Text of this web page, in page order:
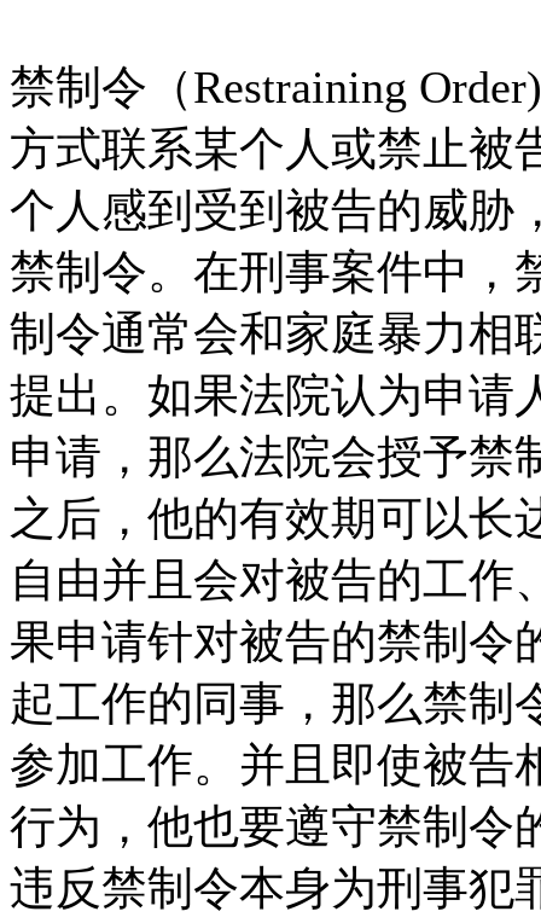
禁制令（Restraining
方式联系某个人或禁止被
个人感到受到被告的威胁
禁制令。在刑事案件中，
制令通常会和家庭暴力相
提出。如果法院认为申请
申请，那么法院会授予禁
之后，他的有效期可以长
自由并且会对被告的工作
果申请针对被告的禁制令
起工作的同事，那么禁制
参加工作。并且即使被告
行为，他也要遵守禁制令
违反禁制令本身为刑事犯